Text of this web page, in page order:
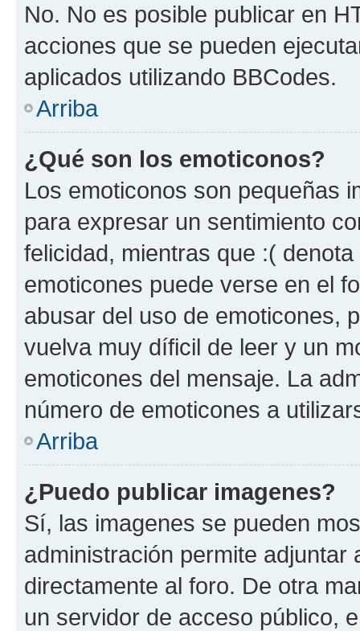
No. No es posible publicar en
acciones que se pueden
aplicados utilizando BBCodes.
Arriba
¿Qué son los emoticonos?
Los emoticonos son pequeñas
para expresar un sentimiento
felicidad, mientras que :(
emoticones puede verse en el
abusar del uso de emoticones,
vuelva muy díficil de leer y un
emoticones del mensaje. La
número de emoticones a
Arriba
¿Puedo publicar imagenes?
Sí, las imagenes se pueden
administración permite
directamente al foro. De otra
un servidor de acceso público,